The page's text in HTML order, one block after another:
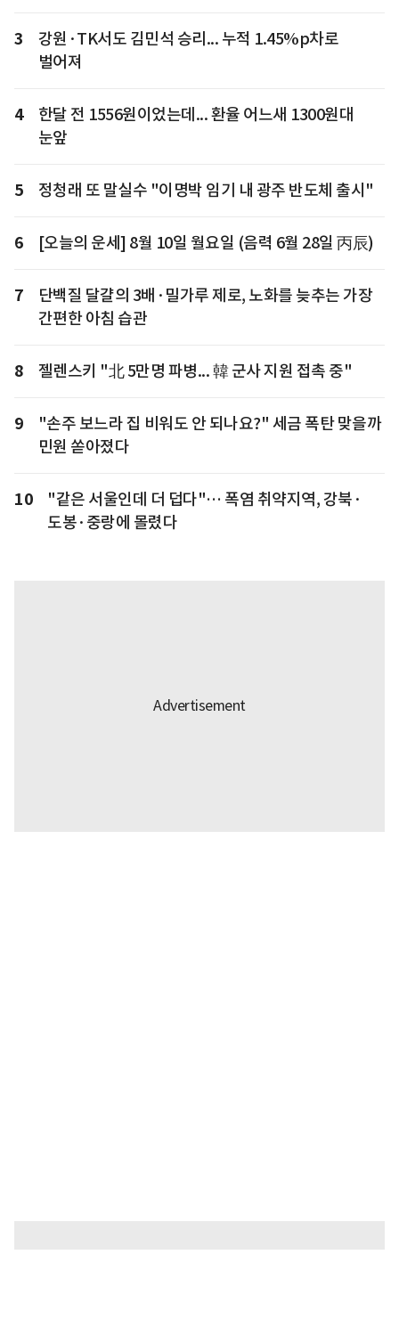
3
강원·TK서도 김민석 승리... 누적 1.45%p차로
벌어져
4
한달 전 1556원이었는데... 환율 어느새 1300원대
눈앞
5 정청래 또 말실수 "이명박 임기 내 광주 반도체 출시"
6 [오늘의 운세] 8월 10일 월요일 (음력 6월 28일 丙辰)
7
단백질 달걀의 3배·밀가루 제로, 노화를 늦추는 가장
간편한 아침 습관
8 젤렌스키 "北 5만명 파병... 韓 군사 지원 접촉 중"
9
"손주 보느라 집 비워도 안 되나요?" 세금 폭탄 맞을까
민원 쏟아졌다
10
"같은 서울인데 더 덥다"… 폭염 취약지역, 강북·
도봉·중랑에 몰렸다